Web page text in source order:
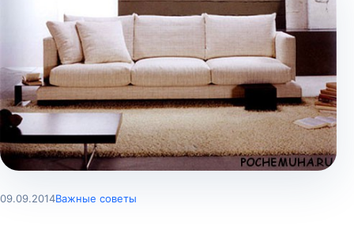
09.09.2014Важные советы